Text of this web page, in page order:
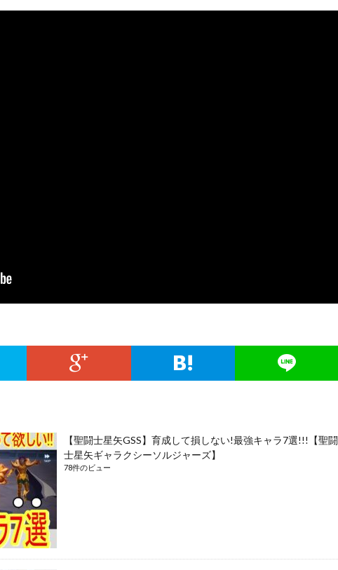
【聖闘士星矢GSS】育成して損しない!最強キャラ7選!!!【聖闘
士星矢ギャラクシーソルジャーズ】
78件のビュー